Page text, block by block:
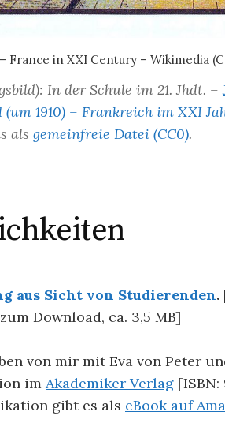
France in XXI Century – Wikimedia
In der Schule im 21. Jhdt. –
(um 1910) – Frankreich im XXI
als gemeinfreie Datei (CC0).
aus Sicht von Studierenden.
Download, ca. 3,5 MB]
von mir mit Eva von Peter
im Akademiker Verlag [ISBN:
gibt es als eBook auf